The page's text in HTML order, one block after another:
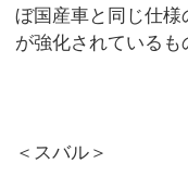
ぼ国産車と同じ仕様
が強化されているも
＜スバル＞